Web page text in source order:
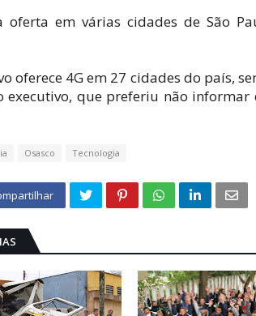
oferta em várias cidades de São
oferece 4G em 27 cidades do país,
executivo, que preferiu não
Osasco Tecnologia